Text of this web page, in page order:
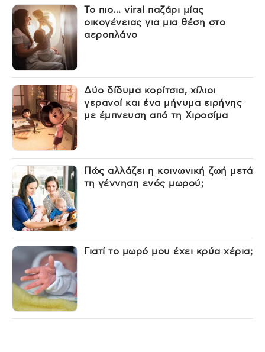
Το πιο... viral παζάρι μίας
οικογένειας για μια θέση στο
αεροπλάνο
Δύο δίδυμα κορίτσια, χίλιοι
γερανοί και ένα μήνυμα ειρήνης
με έμπνευση από τη Χιροσίμα
Πώς αλλάζει η κοινωνική ζωή μετά
τη γέννηση ενός μωρού;
Γιατί το μωρό μου έχει κρύα χέρια;